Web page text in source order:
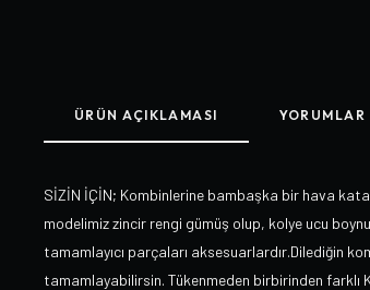
ÜRÜN AÇIKLAMASI
SİZİN İÇİN; Kombinlerine bambaşka bir hava
modelimiz zincir rengi gümüş olup, kolye ucu
tamamlayıcı parçaları aksesuarlardır.Dilediğin
tamamlayabilirsin. Tükenmeden birbirinden farklı